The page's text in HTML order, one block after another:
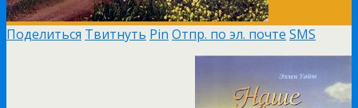
Поделиться Твитнуть Pin Отпр. по эл. почте SMS